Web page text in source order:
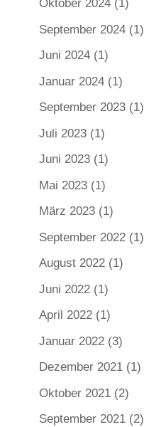
Oktober 2024(1)
September 2024(1)
Juni 2024(1)
Januar 2024(1)
September 2023(1)
Juli 2023(1)
Juni 2023(1)
Mai 2023(1)
März 2023(1)
September 2022(1)
August 2022(1)
Juni 2022(1)
April 2022(1)
Januar 2022(3)
Dezember 2021(1)
Oktober 2021(2)
September 2021(2)